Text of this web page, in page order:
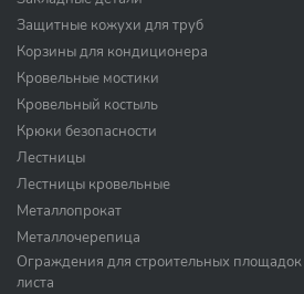
Защитные кожухи для труб
Корзины для кондиционера
Кровельные мостики
Кровельный костыль
Крюки безопасности
Лестницы
Лестницы кровельные
Металлопрокат
Металлочерепица
Ограждения для строительных
листа